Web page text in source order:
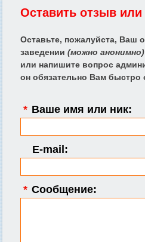
Оставить отзыв или
Оставьте, пожалуйста, Ваш
заведении (можно анонимно)
или напишите вопрос
он обязательно Вам быстро
* Ваше имя или ник:
E-mail:
* Сообщение: